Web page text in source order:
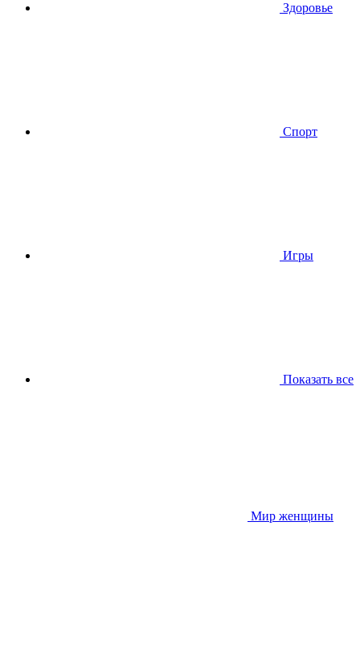
Здоровье
Спорт
Игры
Показать все
Мир женщины